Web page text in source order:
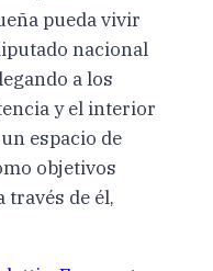
pueda vivir
nacional
a los
y el interior
espacio de
objetivos
de él,